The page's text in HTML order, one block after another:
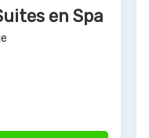
en Spa